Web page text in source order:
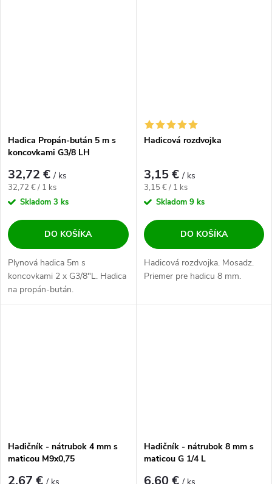
Hadica Propán-bután 5 m s
koncovkami G3/8 LH
32,72 €/ ks
Jednotková cena:
32,72 € / 1 ks
Skladom 3 ks
DO KOŠÍKA
Plynová hadica 5m s
koncovkami 2 x G3/8"L. Hadica
na propán-bután.
Hadicová rozdvojka
3,15 €/ ks
Jednotková cena:
3,15 € / 1 ks
Skladom 9 ks
DO KOŠÍKA
Hadicová rozdvojka. Mosadz.
Priemer pre hadicu 8 mm.
Hadičník - nátrubok 4 mm s
maticou M9x0,75
2,67 €/ ks
Hadičník - nátrubok 8 mm s
maticou G 1/4 L
6,60 €/ ks